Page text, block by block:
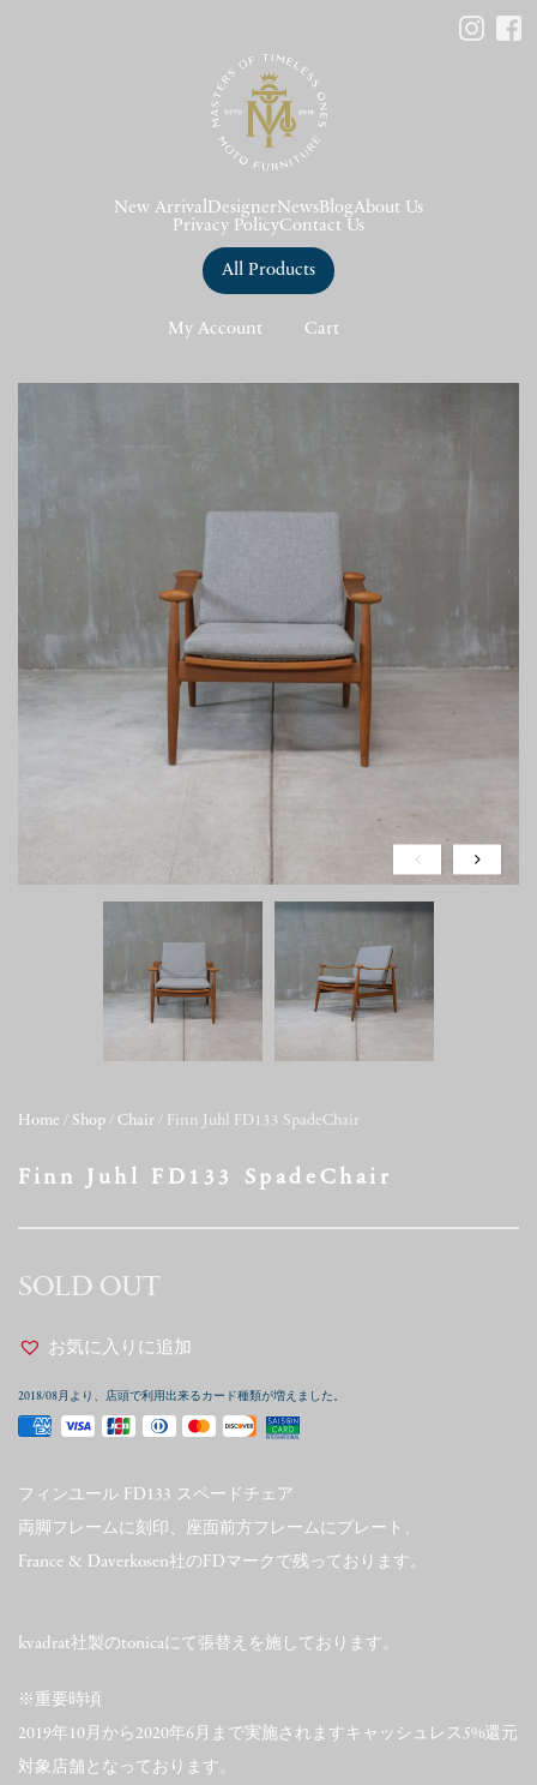
New Arrival DesignerNews BlogAbout Us
Privacy PolicyContact Us
All Products
My Account Cart
Home / Shop / Chair / Finn Juhl FD133 SpadeChair
Finn Juhl FD133 SpadeChair
SOLD OUT
お気に入りに追加
2018/08月より、店頭で利用出来るカード種類が増えました。
フィンユール FD133 スペードチェア
両脚フレームに刻印、座面前方フレームにプレート、
France & Daverkosen社のFDマークで残っております。
kvadrat社製のtonicaにて張替えを施しております。
※重要時頃
2019年10月から2020年6月まで実施されますキャッシュレス5%還元
対象店舗となっております。